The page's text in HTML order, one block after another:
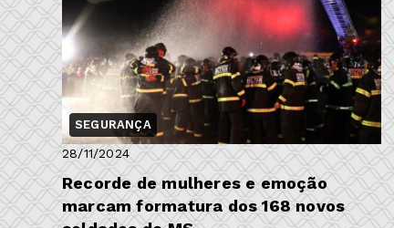
SEGURANÇA
28/11/2024
Recorde de mulheres e emoção
marcam formatura dos 168 novos